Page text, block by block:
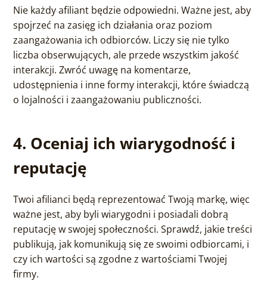
Nie każdy afiliant będzie odpowiedni. Ważne jest, aby
spojrzeć na zasięg ich działania oraz poziom
zaangażowania ich odbiorców. Liczy się nie tylko
liczba obserwujących, ale przede wszystkim jakość
interakcji. Zwróć uwagę na komentarze,
udostępnienia i inne formy interakcji, które świadczą
o lojalności i zaangażowaniu publiczności.
4. Oceniaj ich wiarygodność i
reputację
Twoi afilianci będą reprezentować Twoją markę, więc
ważne jest, aby byli wiarygodni i posiadali dobrą
reputację w swojej społeczności. Sprawdź, jakie treści
publikują, jak komunikują się ze swoimi odbiorcami, i
czy ich wartości są zgodne z wartościami Twojej
firmy.